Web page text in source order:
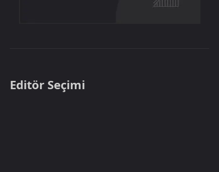
Editör Seçimi